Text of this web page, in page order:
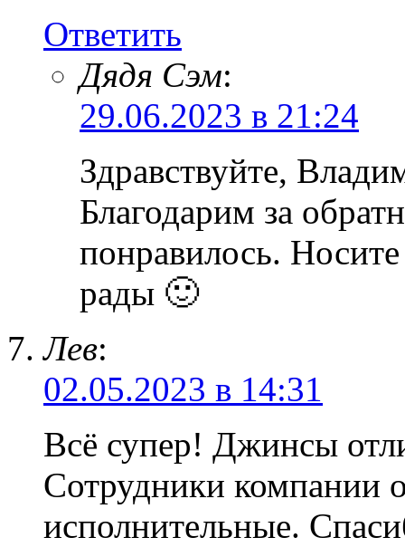
Ответить
Дядя Сэм:
29.06.2023 в 21:24
Здравствуйте,
Благодарим за
понравилось.
рады 🙂
Лев:
02.05.2023 в 14:31
Всё супер! Джинсы
Сотрудники компании
исполнительные.